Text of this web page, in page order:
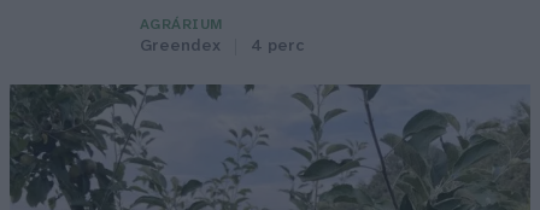
AGRÁRIUM
Greendex 4 perc